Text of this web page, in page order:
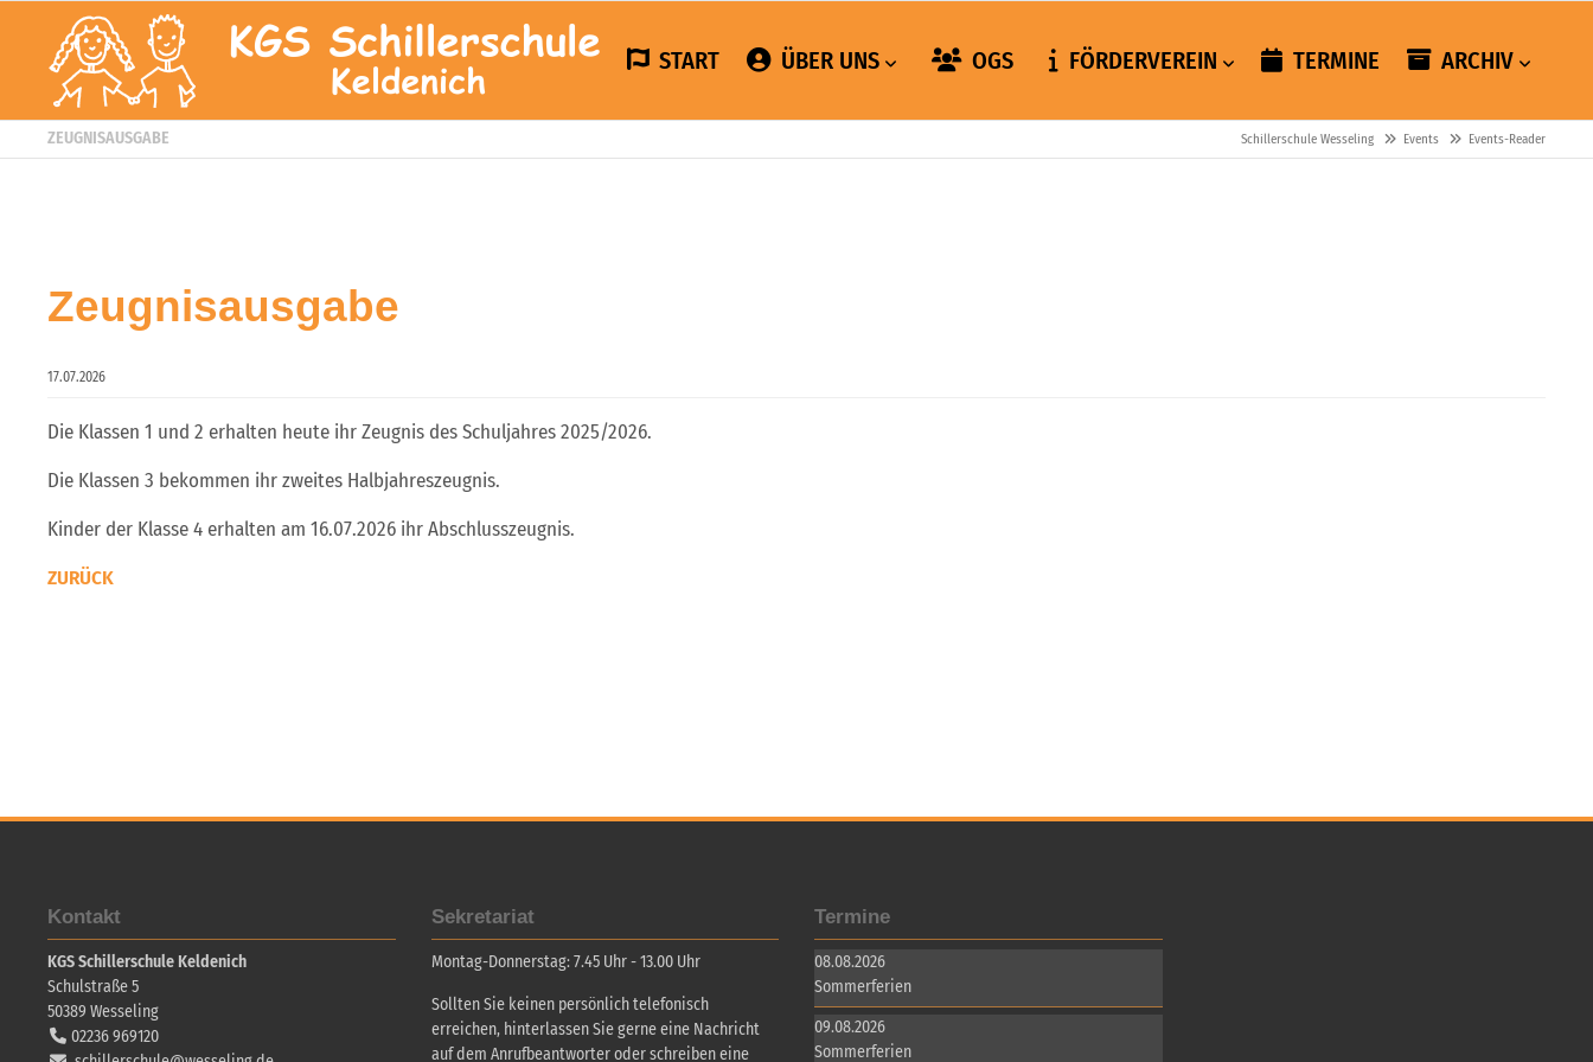
START ÜBER UNS OGS FÖRDERVEREIN TERMINE ARCHIV
ZEUGNISAUSGABE Schillerschule Wesseling Events Events-Reader
Zeugnisausgabe
17.07.2026
Die Klassen 1 und 2 erhalten heute ihr Zeugnis des Schuljahres 2025/2026.
Die Klassen 3 bekommen ihr zweites Halbjahreszeugnis.
Kinder der Klasse 4 erhalten am 16.07.2026 ihr Abschlusszeugnis.
ZURÜCK
Kontakt
KGS Schillerschule Keldenich
Schulstraße 5
50389 Wesseling
02236 969120
Sekretariat
Montag-Donnerstag: 7.45 Uhr - 13.00 Uhr
Sollten Sie keinen persönlich telefonisch
erreichen, hinterlassen Sie gerne eine Nachricht
auf dem Anrufbeantworter oder schreiben eine
Termine
08.08.2026
Sommerferien
09.08.2026
Sommerferien